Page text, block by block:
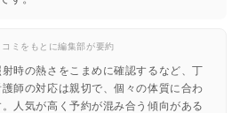
ミをもとに編集部が要約
時の熱さをこまめに確認するなど、丁
師の対応は親切で、個々の体質に合わ
人気が高く予約が混み合う傾向がある